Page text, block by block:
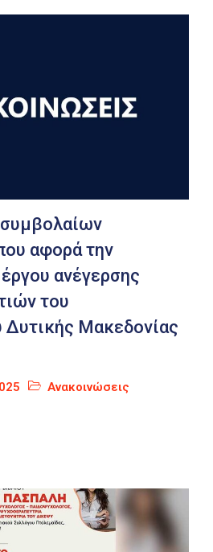
αφορά την
ανέγερσης
του
Δυτικής Μακεδονίας
Ανακοινώσεις